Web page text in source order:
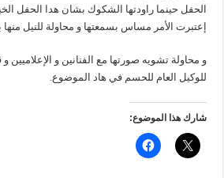
الحفل حينما راودتها الشكوك بشان هدا الحفل
إعتبرت الأمر مساس بسمعتها و محاولة للنيل
و محاولة تشويه صورتها مع الفنانين و الإعلاميين
للوكيل العام للحسم في هاد الموضوع.
شارك هذا الموضوع: